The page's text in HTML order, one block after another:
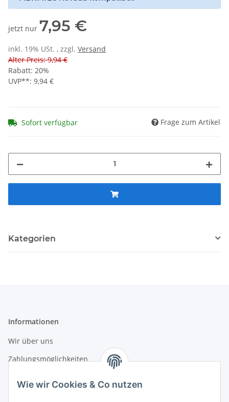
Wie wir Cookies & Co nutzen
jetzt nur 7,95 €
inkl. 19% USt. , zzgl. Versand
Alter Preis: 9,94 €
Rabatt: 20%
UVP**: 9,94 €
Sofort verfügbar Frage zum Artikel
Kategorien
Informationen
Wir über uns
Zahlungsmöglichkeiten